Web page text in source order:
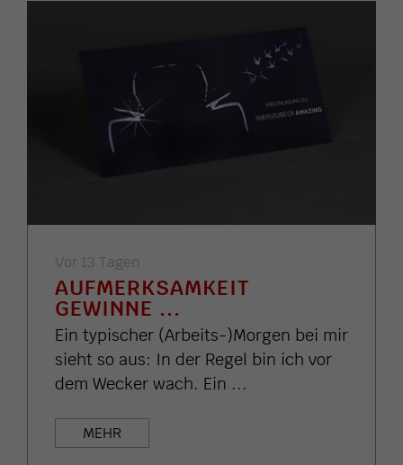
Vor 13 Tagen
AUFMERKSAMKEIT
GEWINNE ...
Ein typischer (Arbeits-)Morgen bei mir
sieht so aus: In der Regel bin ich vor
dem Wecker wach. Ein ...
MEHR